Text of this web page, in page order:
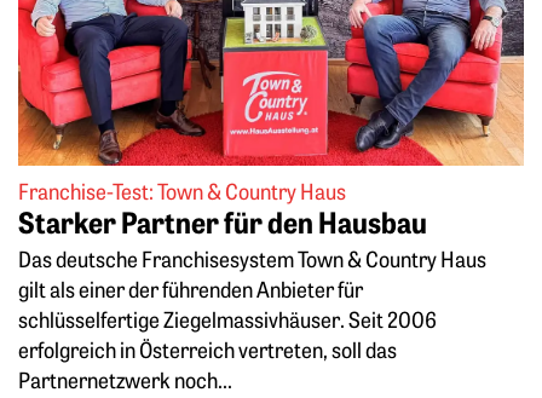
Franchise-Test: Town & Country Haus
Starker Partner für den Hausbau
Das deutsche Franchisesystem Town & Country Haus
gilt als einer der führenden Anbieter für
schlüsselfertige Ziegelmassivhäuser. Seit 2006
erfolgreich in Österreich vertreten, soll das
Partnernetzwerk noch...